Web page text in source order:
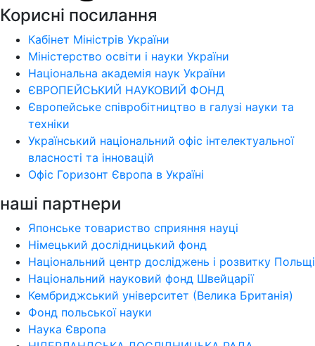
Корисні посилання
Кабінет Міністрів України
Міністерство освіти і науки України
Національна академія наук України
ЄВРОПЕЙСЬКИЙ НАУКОВИЙ ФОНД
Європейське співробітництво в галузі науки та
техніки
Український національний офіс інтелектуальної
власності та інновацій
Офіс Горизонт Європа в Україні
наші партнери
Японське товариство сприяння науці
Німецький дослідницький фонд
Національний центр досліджень і розвитку Польщі
Національний науковий фонд Швейцарії
Кембриджський університет (Велика Британія)
Фонд польської науки
Наука Європа